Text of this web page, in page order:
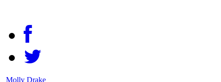
Molly Drake